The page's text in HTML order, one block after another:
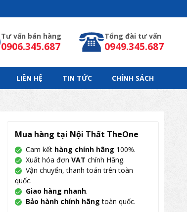
Tư vấn bán hàng
0906.345.687
Tổng đài tư vấn
0949.345.687
LIÊN HỆ TIN TỨC
CHÍNH SÁCH
Mua hàng tại Nội Thất TheOne
Cam kết hàng chính hãng 100%.
Xuất hóa đơn VAT chính Hãng.
Vận chuyển, thanh toán trên toàn
quốc.
Giao hàng nhanh.
Bảo hành chính hãng toàn quốc.